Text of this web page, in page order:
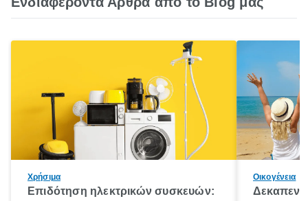
Χρήσιμα
Επιδότηση ηλεκτρικών συσκευών:
Οικογένεια